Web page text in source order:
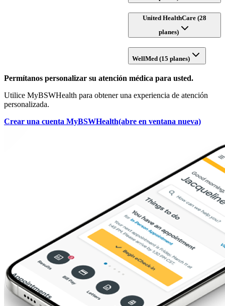
United HealthCare (28
planes)
WellMed (15 planes)
Permítanos personalizar su atención médica para usted.
Utilice MyBSWHealth para obtener una experiencia de atención
personalizada.
Crear una cuenta MyBSWHealth(abre en ventana nueva)